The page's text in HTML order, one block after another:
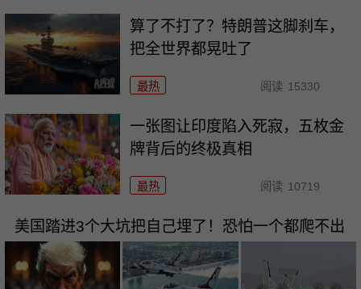
算了不打了？特朗普这脚刹车，
把全世界都晃吐了
最热 阅读 15330
一张图让印度陷入死寂，五枚金
牌背后的终极真相
最热 阅读 10719
美国踏进3个大坑把自己埋了！恐怕一个都爬不出